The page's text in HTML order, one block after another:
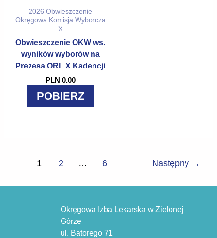
2026Obwieszczenie
Okręgowa Komisja Wyborcza
X
Obwieszczenie OKW ws.
wyników wyborów na
Prezesa ORL X Kadencji
PLN 0.00
POBIERZ
1 2 … 6 Następny →
Okręgowa Izba Lekarska w Zielonej
Górze
ul. Batorego 71